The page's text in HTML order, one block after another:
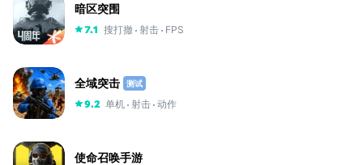
暗区突围
7.1 搜打撤 射击 FPS
全域突击 测试
9.2 单机 射击 动作
使命召唤手游